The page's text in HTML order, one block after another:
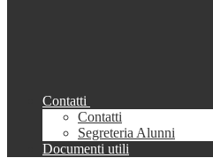
Contatti
Contatti
Segreteria Alunni
Documenti utili